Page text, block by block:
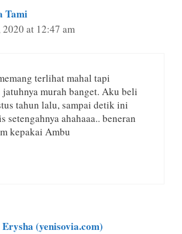
Tami
at 12:47 am
terlihat mahal tapi
murah banget. Aku beli
tahun lalu, sampai detik ini
setengahnya ahahaaa.. beneran
kepakai Ambu
(yenisovia.com)